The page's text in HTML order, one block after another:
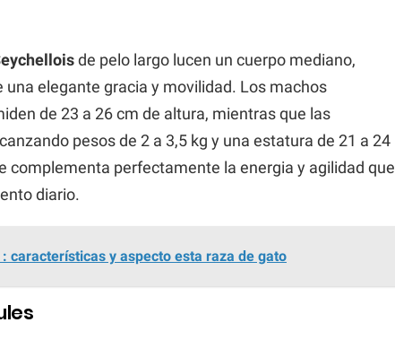
de pelo largo lucen un cuerpo mediano,
elegante gracia y movilidad. Los machos
de 23 a 26 cm de altura, mientras que las
pesos de 2 a 3,5 kg y una estatura de 21 a 24
complementa perfectamente la energia y agilidad que
diario.
características y aspecto esta raza de gato